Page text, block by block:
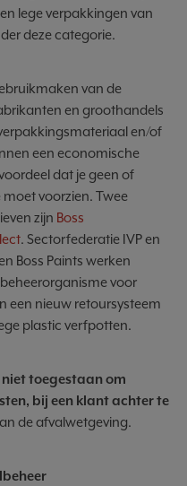
lege verpakkingen van
deze categorie.
van de
en groothandels
en/of
een economische
dat je geen of
voorzien. Twee
zijn Boss
. Sectorfederatie IVP en
Boss Paints werken
voor
een nieuw retoursysteem
plastic verfpotten.
niet toegestaan om
bij een klant achter te
de afvalwetgeving.